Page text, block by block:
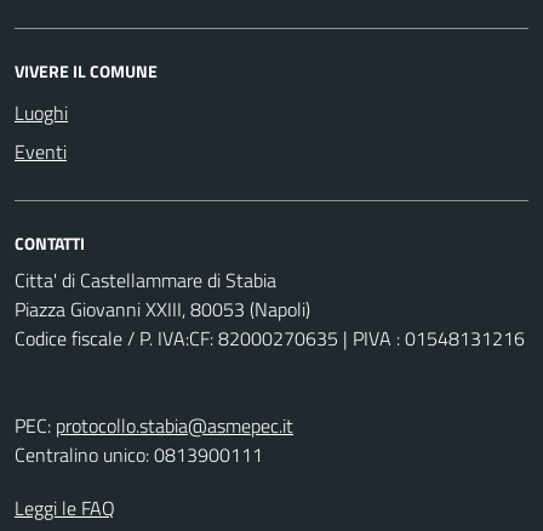
VIVERE IL COMUNE
Luoghi
Eventi
CONTATTI
Citta' di Castellammare di Stabia
Piazza Giovanni XXIII, 80053 (Napoli)
Codice fiscale / P. IVA:CF: 82000270635 | PIVA : 01548131216
PEC: protocollo.stabia@asmepec.it
Centralino unico: 0813900111
Leggi le FAQ